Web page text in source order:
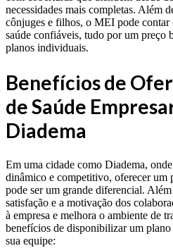
necessidades mais completas. Além
cônjuges e filhos, o MEI pode contar
saúde confiáveis, tudo por um preço
planos individuais.
Benefícios de
de Saúde
Diadema
Em uma cidade como Diadema,
dinâmico e competitivo, oferecer um
pode ser um grande diferencial.
satisfação e a motivação dos
à empresa e melhora o ambiente de
benefícios de disponibilizar um plano
sua equipe: